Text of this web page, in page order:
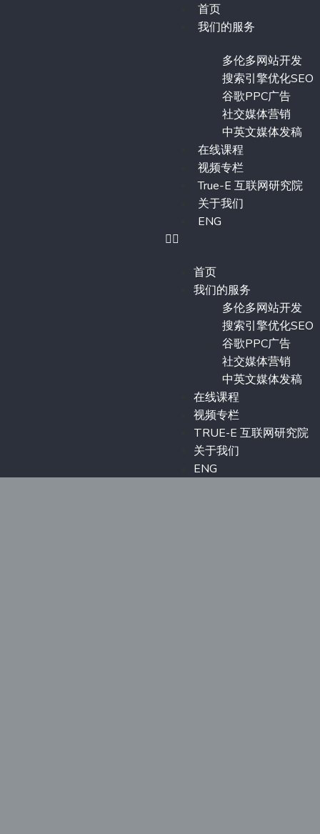
首页
我们的服务
多伦多网站开发
搜索引擎优化SEO
谷歌PPC广告
社交媒体营销
中英文媒体发稿
在线课程
视频专栏
True-E 互联网研究院
关于我们
ENG
首页
我们的服务
多伦多网站开发
搜索引擎优化SEO
谷歌PPC广告
社交媒体营销
中英文媒体发稿
在线课程
视频专栏
TRUE-E 互联网研究院
关于我们
ENG